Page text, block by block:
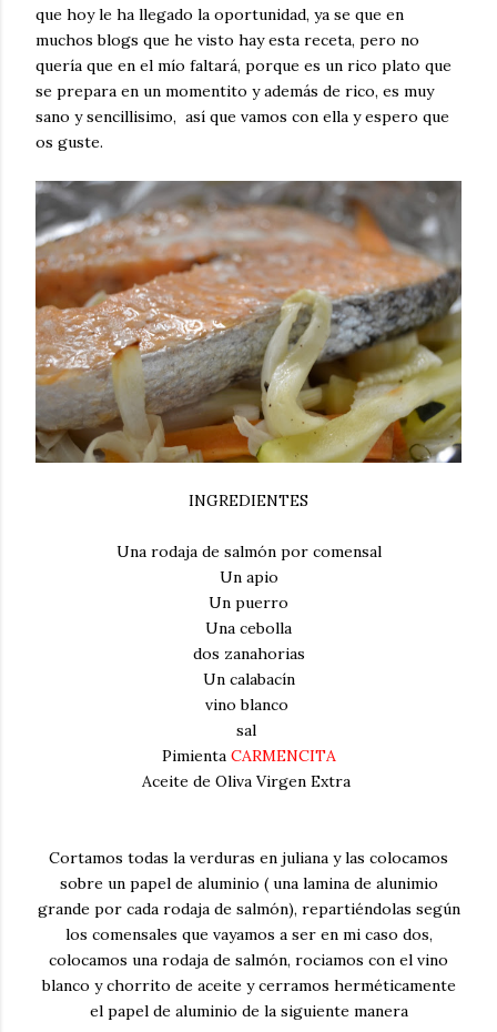
que hoy le ha llegado la oportunidad, ya se que en
muchos blogs que he visto hay esta receta, pero no
quería que en el mío faltará, porque es un rico plato que
se prepara en un momentito y además de rico, es muy
sano y sencillisimo, así que vamos con ella y espero que
os guste.
INGREDIENTES
Una rodaja de salmón por comensal
Un apio
Un puerro
Una cebolla
dos zanahorias
Un calabacín
vino blanco
sal
Pimienta CARMENCITA
Aceite de Oliva Virgen Extra
Cortamos todas la verduras en juliana y las colocamos
sobre un papel de aluminio ( una lamina de alunimio
grande por cada rodaja de salmón), repartiéndolas según
los comensales que vayamos a ser en mi caso dos,
colocamos una rodaja de salmón, rociamos con el vino
blanco y chorrito de aceite y cerramos herméticamente
el papel de aluminio de la siguiente manera